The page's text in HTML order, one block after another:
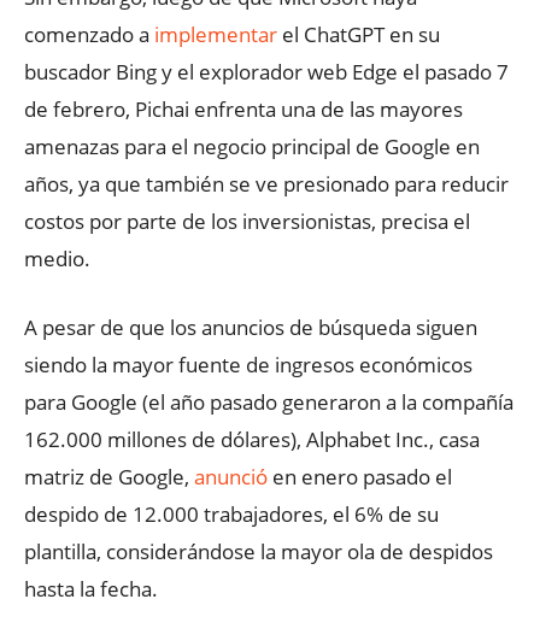
comenzado a implementar el ChatGPT en su
buscador Bing y el explorador web Edge el pasado 7
de febrero, Pichai enfrenta una de las mayores
amenazas para el negocio principal de Google en
años, ya que también se ve presionado para reducir
costos por parte de los inversionistas, precisa el
medio.
A pesar de que los anuncios de búsqueda siguen
siendo la mayor fuente de ingresos económicos
para Google (el año pasado generaron a la compañía
162.000 millones de dólares), Alphabet Inc., casa
matriz de Google, anunció en enero pasado el
despido de 12.000 trabajadores, el 6% de su
plantilla, considerándose la mayor ola de despidos
hasta la fecha.